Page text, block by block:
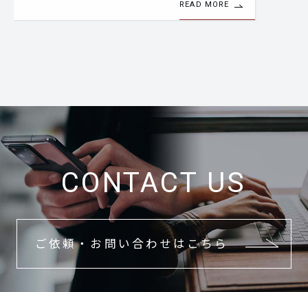
READ MORE
CONTACT US
ご依頼・お問い合わせはこちら